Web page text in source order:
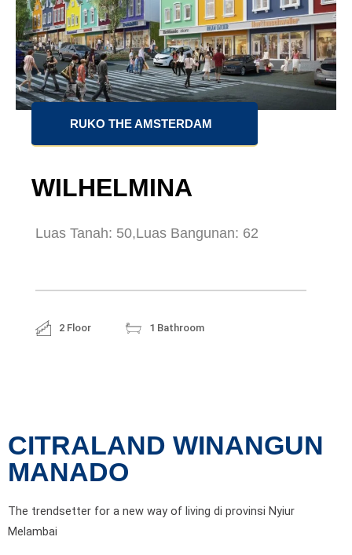
RUKO THE AMSTERDAM
WILHELMINA
Luas Tanah: 50,Luas Bangunan: 62
2 Floor 1 Bathroom
CITRALAND WINANGUN
MANADO
The trendsetter for a new way of living di provinsi Nyiur
Melambai